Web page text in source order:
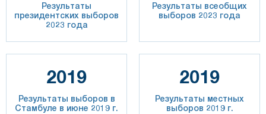
Результаты
президентских выборов
2023 года
Результаты всеобщих
выборов 2023 года
2019
Результаты выборов в
Стамбуле в июне 2019 г.
2019
Результаты местных
выборов 2019 г.